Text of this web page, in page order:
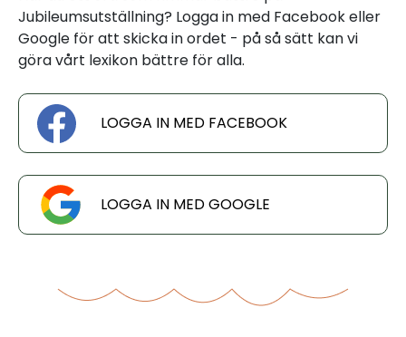
Jubileumsutställning? Logga in med Facebook eller
Google för att skicka in ordet - på så sätt kan vi
göra vårt lexikon bättre för alla.
LOGGA IN MED FACEBOOK
LOGGA IN MED GOOGLE